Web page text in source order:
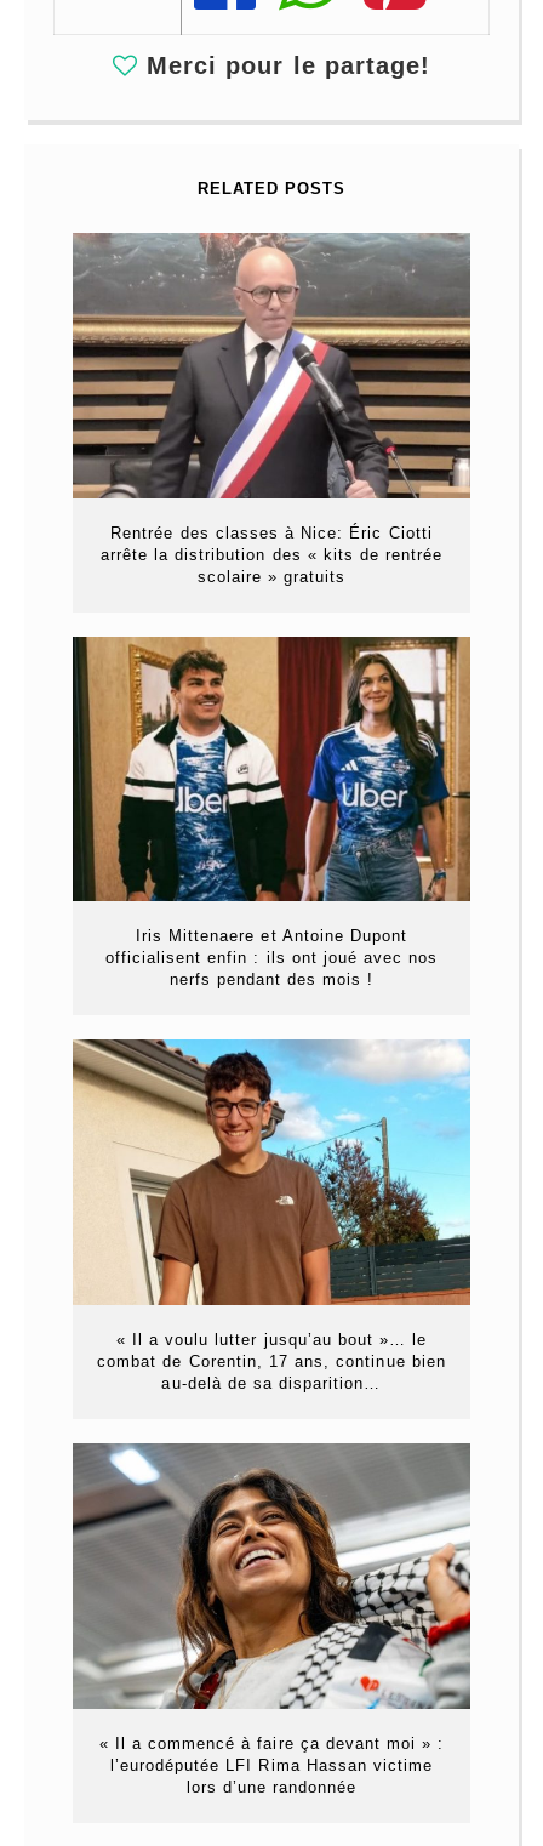
Merci pour le partage!
RELATED POSTS
Rentrée des classes à Nice: Éric Ciotti
arrête la distribution des « kits de rentrée
scolaire » gratuits
Iris Mittenaere et Antoine Dupont
officialisent enfin : ils ont joué avec nos
nerfs pendant des mois !
« Il a voulu lutter jusqu’au bout »… le
combat de Corentin, 17 ans, continue bien
au-delà de sa disparition…
« Il a commencé à faire ça devant moi » :
l’eurodéputée LFI Rima Hassan victime
lors d’une randonnée